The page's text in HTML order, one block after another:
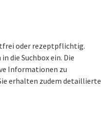
oder rezeptpflichtig.
die Suchbox ein. Die
Informationen zu
erhalten zudem detaillierte